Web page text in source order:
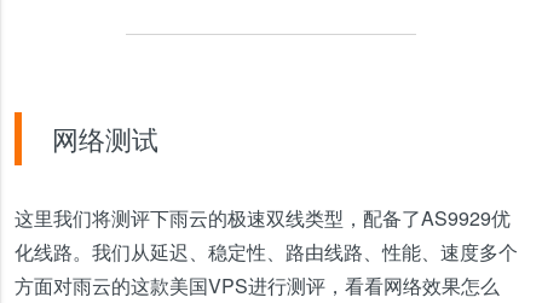
网络测试
这里我们将测评下雨云的极速双线类型，配备了AS9929优
化线路。我们从延迟、稳定性、路由线路、性能、速度多个
方面对雨云的这款美国VPS进行测评，看看网络效果怎么